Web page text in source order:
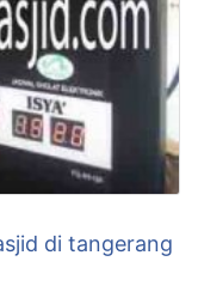
di tangerang